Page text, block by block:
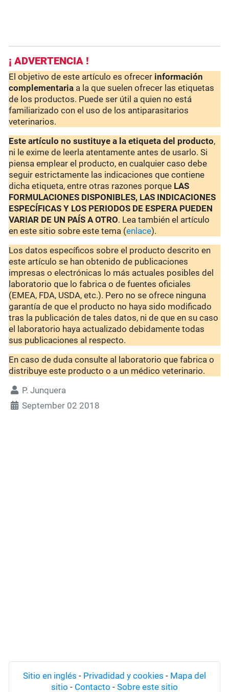
¡ ADVERTENCIA !
El objetivo de este artículo es ofrecer información
complementaria a la que suelen ofrecer las etiquetas
de los productos. Puede ser útil a quien no está
familiarizado con el uso de los antiparasitarios
veterinarios.
Este artículo no sustituye a la etiqueta del producto,
ni le exime de leerla atentamente antes de usarlo. Si
piensa emplear el producto, en cualquier caso debe
seguir estrictamente las indicaciones que contiene
dicha etiqueta, entre otras razones porque LAS
FORMULACIONES DISPONIBLES, LAS INDICACIONES
ESPECÍFICAS Y LOS PERIODOS DE ESPERA PUEDEN
VARIAR DE UN PAÍS A OTRO. Lea también el artículo
en este sitio sobre este tema (enlace).
Los datos específicos sobre el producto descrito en
este artículo se han obtenido de publicaciones
impresas o electrónicas lo más actuales posibles del
laboratorio que lo fabrica o de fuentes oficiales
(EMEA, FDA, USDA, etc.). Pero no se ofrece ninguna
garantía de que el producto no haya sido modificado
tras la publicación de tales datos, ni de que en su caso
el laboratorio haya actualizado debidamente todas
sus publicaciones al respecto.
En caso de duda consulte al laboratorio que fabrica o
distribuye este producto o a un médico veterinario.
P. Junquera
September 02 2018
Sitio en inglés - Privadidad y cookies - Mapa del
sitio - Contacto - Sobre este sitio